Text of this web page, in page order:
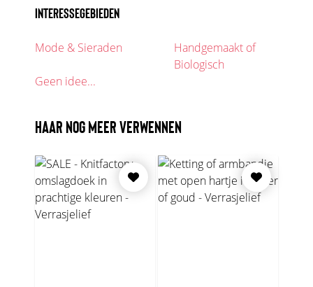
INTERESSEGEBIEDEN
Mode & Sieraden
Handgemaakt of
Biologisch
Geen idee...
HAAR NOG MEER VERWENNEN